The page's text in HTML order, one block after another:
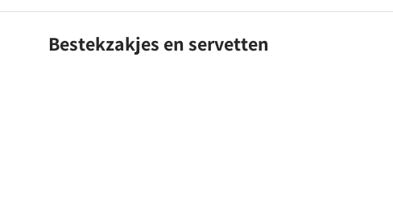
Bestekzakjes en servetten